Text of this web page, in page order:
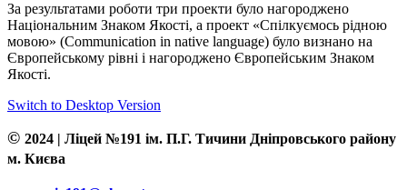
За результатами роботи три проекти було нагороджено
Національним Знаком Якості, а проект «Спілкуємось рідною
мовою» (Communication in native language) було визнано на
Європейському рівні і нагороджено Європейським Знаком
Якості.
Switch to Desktop Version
© 2024 | Ліцей №191 ім. П.Г. Тичини Дніпровського району
м. Києва